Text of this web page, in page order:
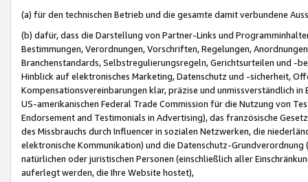
(a) für den technischen Betrieb und die gesamte damit verbundene
(b) dafür, dass die Darstellung von Partner-Links und
Bestimmungen, Verordnungen, Vorschriften, Regelungen,
Branchenstandards, Selbstregulierungsregeln, Gerichtsurteilen und -
Hinblick auf elektronisches Marketing, Datenschutz und -sicherheit,
Kompensationsvereinbarungen klar, präzise und unmissverständlich
US-amerikanischen Federal Trade Commission für die Nutzung von
Endorsement and Testimonials in Advertising), das französische
des Missbrauchs durch Influencer in sozialen Netzwerken, die
elektronische Kommunikation) und die Datenschutz-
natürlichen oder juristischen Personen (einschließlich aller
auferlegt werden, die Ihre Website hostet),